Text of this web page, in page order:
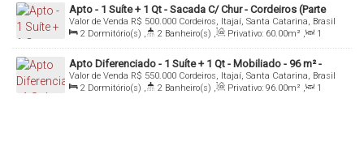
Apto - 1 Suíte + 1 Qt - Sacada C/ Chur - Cordeiros (Parte
Alta) - Itajaí/SC
R$ 500.000
Valor de Venda
Cordeiros, Itajaí, Santa Catarina, Brasil
2 Dormitório(s) , 2 Banheiro(s) , Privativo: 60.00m² ,
1
Sala(s) , 1 Suíte(s) , 1 Vaga(s)
Apto Diferenciado - 1 Suíte + 1 Qt - Mobiliado - 96 m² -
Cordeiros - Itajaí/SC
R$ 550.000
Valor de Venda
Cordeiros, Itajaí, Santa Catarina, Brasil
2 Dormitório(s) , 2 Banheiro(s) , Privativo: 96.00m² ,
1